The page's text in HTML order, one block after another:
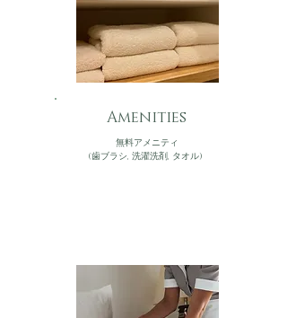
Amenities
無料アメニティ
(歯ブラシ, 洗濯洗剤, タオル)